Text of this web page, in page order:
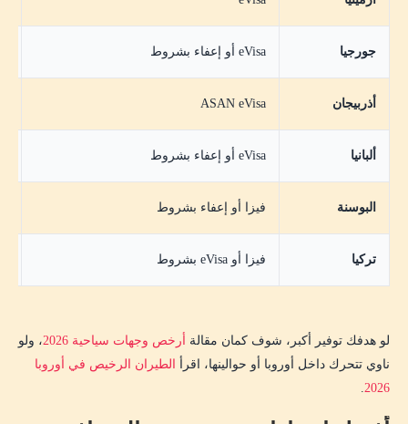
جورجيا eVisa أو إعفاء بشروط
أذربيجان ASAN eVisa
ألبانيا eVisa أو إعفاء بشروط
البوسنة فيزا أو إعفاء بشروط
تركيا فيزا أو eVisa بشروط
لو هدفك توفير أكبر، شوف كمان مقالة أرخص وجهات سياحية 2026
، ولو
ناوي تتحرك داخل أوروبا أو حوالينها، اقرأ
الطيران الرخيص في أوروبا
2026